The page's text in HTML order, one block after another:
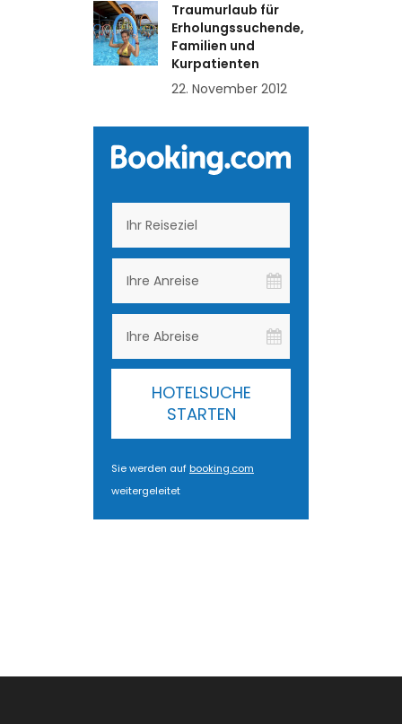
Traumurlaub für
Erholungssuchende,
Familien und
Kurpatienten
22. November 2012
HOTELSUCHE
STARTEN
Sie werden aufbooking.com
weitergeleitet